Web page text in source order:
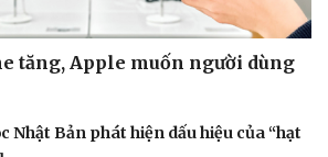
tăng, Apple muốn người dùng
Nhật Bản phát hiện dấu hiệu của “hạt